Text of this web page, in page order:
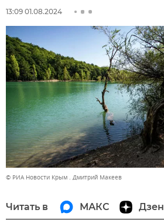
13:09 01.08.2024
© РИА Новости Крым . Дмитрий Макеев
Читать в МАКС Дзен